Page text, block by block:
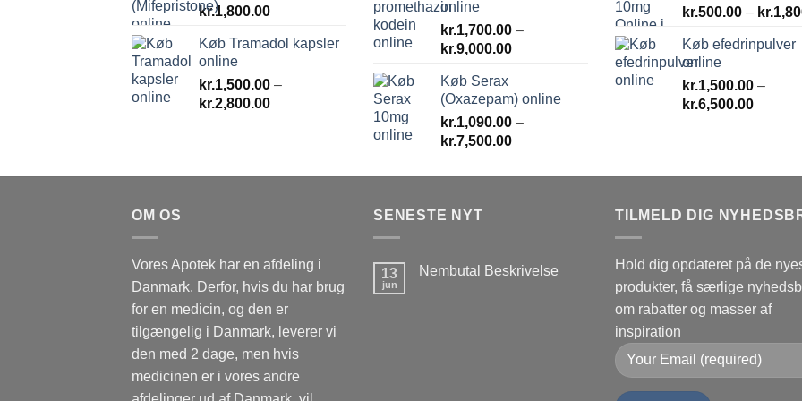
kr.1,800.00
Køb Tramadol kapsler
online
kr.1,500.00 –
kr.2,800.00Prisinterval:
online
kr.1,700.00 –
kr.9,000.00Prisinterval:
kr.9,000.00
Køb Serax
(Oxazepam) online
kr.1,090.00 –
kr.7,500.00Prisinterval:
til
kr.500.00 – kr.
Køb efedrinpulver
online
kr.1,500.00 –
kr.6,500.00
OM OS
Vores Apotek har en afdeling i
Danmark. Derfor, hvis du har brug
for en medicin, og den er
tilgængelig i Danmark, leverer vi
den med 2 dage, men hvis
medicinen er i vores andre
SENESTE NYT
13
jun
Nembutal Beskrivelse
TILMELD DIG
Hold dig opdateret på de
produkter, få særlige
om rabatter og masser af
inspiration